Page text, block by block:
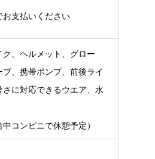
お支払いください
ク、ヘルメット、グロー
ブ、携帯ポンプ、前後ライ
さに対応できるウエア、水
中コンビニで休憩予定）